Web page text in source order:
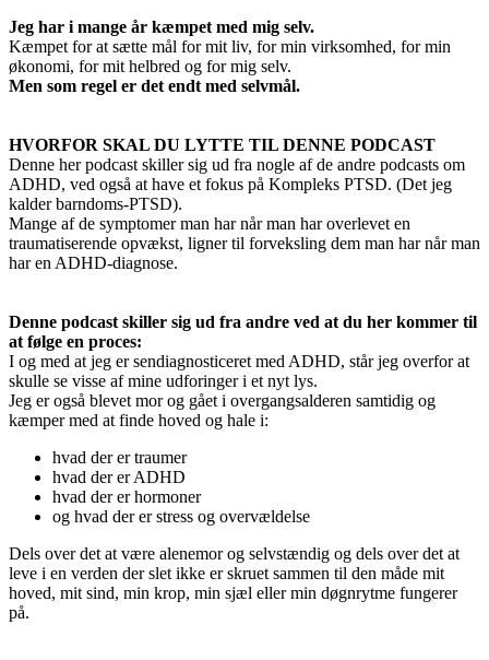
Jeg har i mange år kæmpet med mig selv.
Kæmpet for at sætte mål for mit liv, for min virksomhed, for min
økonomi, for mit helbred og for mig selv.
Men som regel er det endt med selvmål.
HVORFOR SKAL DU LYTTE TIL DENNE PODCAST
Denne her podcast skiller sig ud fra nogle af de andre podcasts om
ADHD, ved også at have et fokus på Kompleks PTSD. (Det jeg
kalder barndoms-PTSD).
Mange af de symptomer man har når man har overlevet en
traumatiserende opvækst, ligner til forveksling dem man har når man
har en ADHD-diagnose.
Denne podcast skiller sig ud fra andre ved at du her kommer til
at følge en proces:
I og med at jeg er sendiagnosticeret med ADHD, står jeg overfor at
skulle se visse af mine udforinger i et nyt lys.
Jeg er også blevet mor og gået i overgangsalderen samtidig og
kæmper med at finde hoved og hale i:
hvad der er traumer
hvad der er ADHD
hvad der er hormoner
og hvad der er stress og overvældelse
Dels over det at være alenemor og selvstændig og dels over det at
leve i en verden der slet ikke er skruet sammen til den måde mit
hoved, mit sind, min krop, min sjæl eller min døgnrytme fungerer
på.